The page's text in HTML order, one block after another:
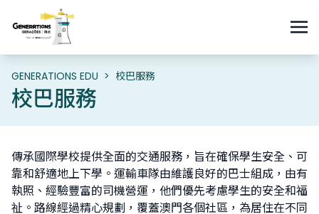
GENERATIONS EDU > 校巴服務
校巴服務
傳承國際學校提供全面的交通服務，旨在確保學生安全、可
靠和舒適地上下學。運輸車隊由維護良好的巴士組成，由有
執照、經驗豐富的司機營運，他們優先考慮學生的安全和福
祉。路線經過精心規劃，覆蓋澳門各個社區，為居住在不同